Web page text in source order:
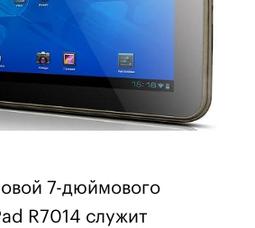
7-дюймового
R7014 служит